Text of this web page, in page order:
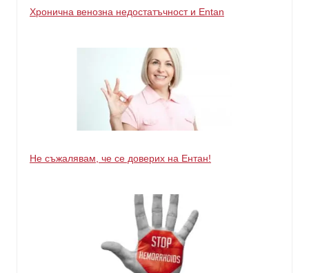
Хронична венозна недостатъчност и Entan
Не съжалявам, че се доверих на Ентан!